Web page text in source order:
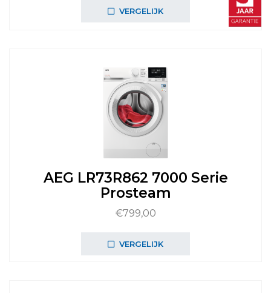
VERGELIJK
AEG LR73R862 7000 Serie
Prosteam
€799,00
VERGELIJK